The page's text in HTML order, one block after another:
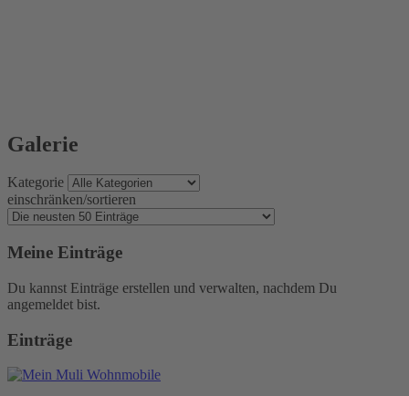
Galerie
Kategorie
einschränken/sortieren
Meine Einträge
Du kannst Einträge erstellen und verwalten, nachdem Du
angemeldet bist.
Einträge
Wohnmobile